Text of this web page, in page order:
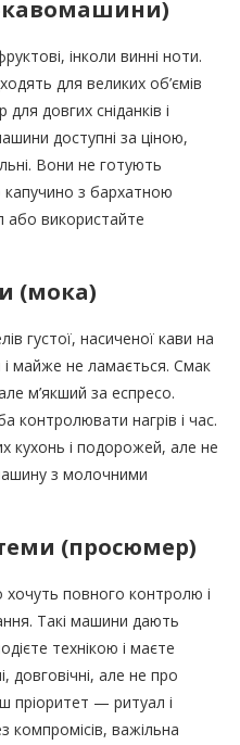
кавомашини)
інколи винні ноти.
для великих об’ємів
довгих сніданків і
доступні за ціною,
Вони не готують
з бархатною
або використайте
(мока)
густої, насиченої кави на
майже не ламається. Смак
м’якший за еспресо.
контролювати нагрів і час.
кухонь і подорожей, але не
з молочними
(просюмер)
хочуть повного контролю і
Такі машини дають
технікою і маєте
довговічні, але не про
пріоритет — ритуал і
компромісів, важільна